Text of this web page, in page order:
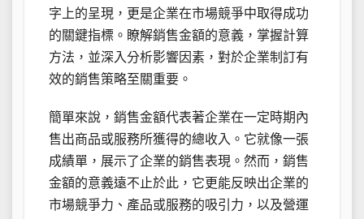
字上的呈現，更是企業在市場競爭中取得成功
的關鍵指標。瞭解銷售金額的意義，掌握計算
方法，並深入分析影響因素，對於企業制訂有
效的銷售策略至關重要。
簡單來說，銷售金額代表著企業在一定時期內
售出商品或服務所獲得的總收入。它就像一張
成績單，展示了企業的銷售表現。然而，銷售
金額的意義遠不止於此，它更能反映出企業的
市場競爭力、產品或服務的吸引力，以及營運